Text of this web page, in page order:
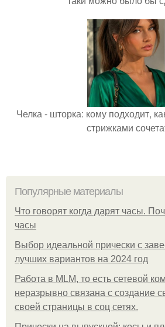
Челка - шторка: кому подходит,
стрижками
Популярные материалы
Что говорят когда дарят часы.
часы
Выбор идеальной прически с
лучших вариантов на 2024 год
Работа в MLM, то есть сетевой
неразрывно связана с создание
своей страницы в соц сетях.